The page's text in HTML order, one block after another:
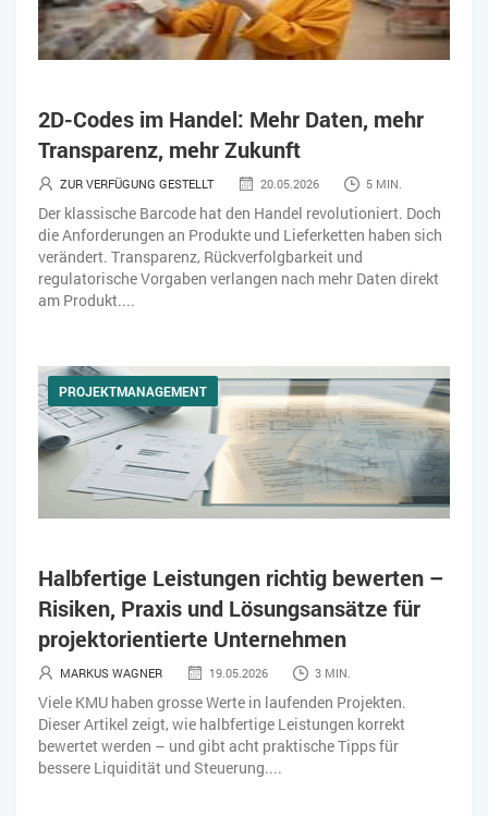
2D-Codes im Handel: Mehr Daten, mehr
Transparenz, mehr Zukunft
ZUR VERFÜGUNG GESTELLT 20.05.2026 5 MIN.
Der klassische Barcode hat den Handel revolutioniert. Doch
die Anforderungen an Produkte und Lieferketten haben sich
verändert. Transparenz, Rückverfolgbarkeit und
regulatorische Vorgaben verlangen nach mehr Daten direkt
am Produkt....
PROJEKTMANAGEMENT
Halbfertige Leistungen richtig bewerten –
Risiken, Praxis und Lösungsansätze für
projektorientierte Unternehmen
MARKUS WAGNER 19.05.2026 3 MIN.
Viele KMU haben grosse Werte in laufenden Projekten.
Dieser Artikel zeigt, wie halbfertige Leistungen korrekt
bewertet werden – und gibt acht praktische Tipps für
bessere Liquidität und Steuerung....